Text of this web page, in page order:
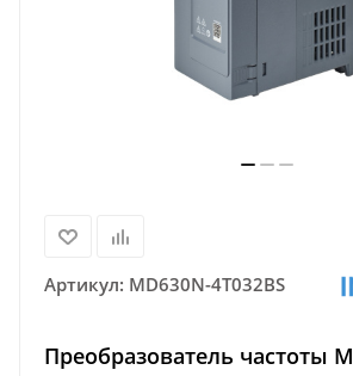
Артикул: MD630N-4T032BS
Преобразователь частоты